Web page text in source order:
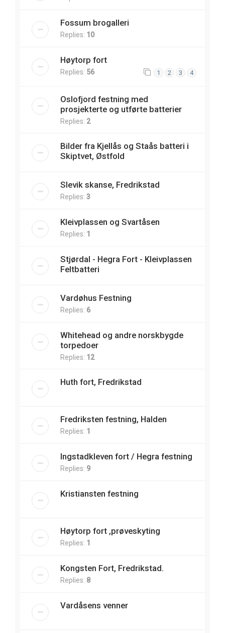
Fossum brogalleri
Replies: 10
Høytorp fort
Replies: 56 1 2 3 4
Oslofjord festning med
prosjekterte og utførte batterier
Replies: 2
Bilder fra Kjellås og Staås batteri i
Skiptvet, Østfold
Slevik skanse, Fredrikstad
Replies: 3
Kleivplassen og Svartåsen
Replies: 1
Stjørdal - Hegra Fort - Kleivplassen
Feltbatteri
Vardøhus Festning
Replies: 6
Whitehead og andre norskbygde
torpedoer
Replies: 12
Huth fort, Fredrikstad
Fredriksten festning, Halden
Replies: 1
Ingstadkleven fort / Hegra festning
Replies: 9
Kristiansten festning
Høytorp fort ,prøveskyting
Replies: 1
Kongsten Fort, Fredrikstad.
Replies: 8
Vardåsens venner